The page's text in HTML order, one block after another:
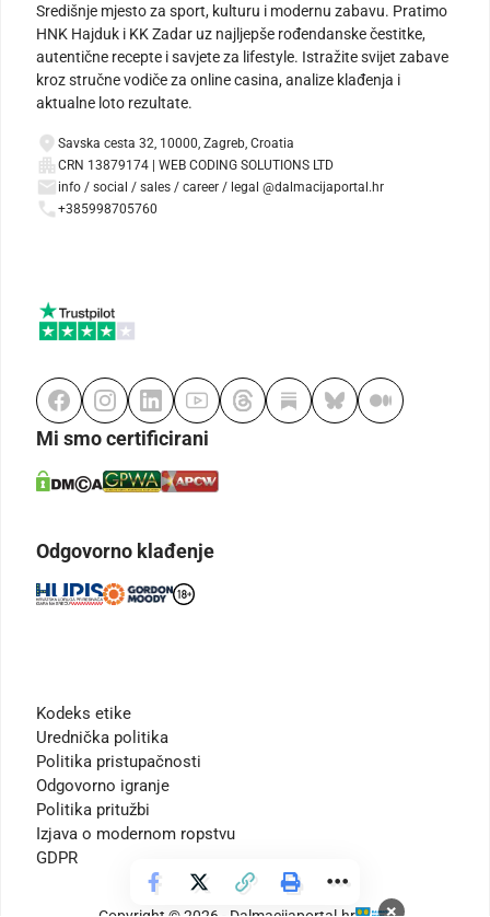
×
Središnje mjesto za sport, kulturu i modernu zabavu. Pratimo
HNK Hajduk i KK Zadar uz najljepše rođendanske čestitke,
autentične recepte i savjete za lifestyle. Istražite svijet zabave
kroz stručne vodiče za online casina, analize klađenja i
aktualne loto rezultate.
Savska cesta 32, 10000, Zagreb, Croatia
CRN 13879174 | WEB CODING SOLUTIONS LTD
info / social / sales / career / legal @dalmacijaportal.hr
+385998705760
Mi smo certificirani
Odgovorno klađenje
Kodeks etike
Urednička politika
Politika pristupačnosti
Odgovorno igranje
Politika pritužbi
Izjava o modernom ropstvu
GDPR